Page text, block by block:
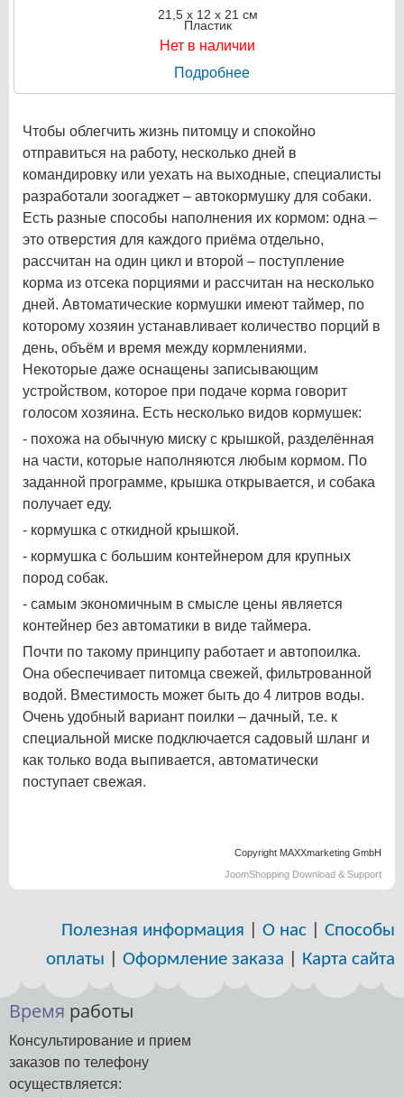
21,5 х 12 х 21 см
Пластик
Нет в наличии
Подробнее
Чтобы облегчить жизнь питомцу и спокойно
отправиться на работу, несколько дней в
командировку или уехать на выходные, специалисты
разработали зоогаджет – автокормушку для собаки.
Есть разные способы наполнения их кормом: одна –
это отверстия для каждого приёма отдельно,
рассчитан на один цикл и второй – поступление
корма из отсека порциями и рассчитан на несколько
дней. Автоматические кормушки имеют таймер, по
которому хозяин устанавливает количество порций в
день, объём и время между кормлениями.
Некоторые даже оснащены записывающим
устройством, которое при подаче корма говорит
голосом хозяина. Есть несколько видов кормушек:
- похожа на обычную миску с крышкой, разделённая
на части, которые наполняются любым кормом. По
заданной программе, крышка открывается, и собака
получает еду.
- кормушка с откидной крышкой.
- кормушка с большим контейнером для крупных
пород собак.
- самым экономичным в смысле цены является
контейнер без автоматики в виде таймера.
Почти по такому принципу работает и автопоилка.
Она обеспечивает питомца свежей, фильтрованной
водой. Вместимость может быть до 4 литров воды.
Очень удобный вариант поилки – дачный, т.е. к
специальной миске подключается садовый шланг и
как только вода выпивается, автоматически
поступает свежая.
Copyright MAXXmarketing GmbH
JoomShopping Download & Support
Полезная информация О нас
Способы
оплаты
Оформление заказа Карта сайта
Время работы
Консультирование и прием
заказов по телефону
осуществляется: